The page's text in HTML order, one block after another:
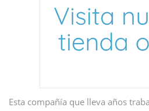
Esta compañía que lleva años